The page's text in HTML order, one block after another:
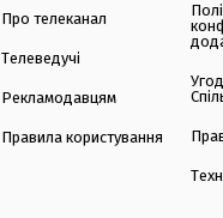
Про телеканал
Телеведучі
Рекламодавцям
Правила користування